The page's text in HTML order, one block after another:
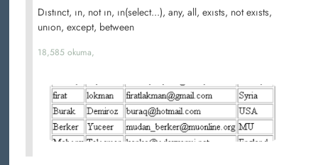
Dıstınct, ın, not ın, ın(select...), any, all, exısts, not exısts,
unıon, except, between
18,585 okuma,